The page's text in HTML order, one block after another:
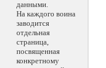
данными.
На каждого воина
заводится
отдельная
страница,
посвященная
конкретному